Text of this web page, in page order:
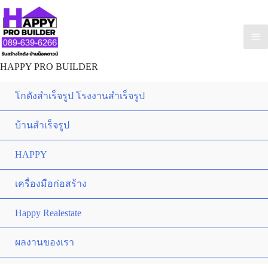
HAPPY PRO BUILDER
โกดังสำเร็จรูป โรงงานสำเร็จรูป
บ้านสำเร็จรูป
HAPPY
เครื่องมือก่อสร้าง
Happy Realestate
ผลงานของเรา